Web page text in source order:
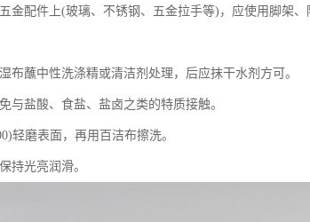
金配件上(玻璃、不锈钢、五金拉手等)，应使用脚架
蘸中性洗涤精或清洁剂处理，后应抹干水剂方可。
与盐酸、食盐、盐卤之类的特质接触。
轻磨表面，再用百洁布擦洗。
持光亮润滑。